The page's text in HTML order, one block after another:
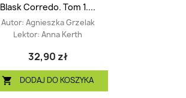
Blask Corredo. Tom 1....
Autor: Agnieszka Grzelak
Lektor: Anna Kerth
32,90 zł
 DODAJ DO KOSZYKA